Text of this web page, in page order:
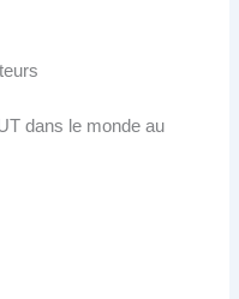
dans le monde au